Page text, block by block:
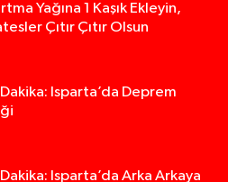
Yağına 1 Kaşık Ekleyin,
Çıtır Çıtır Olsun
Isparta’da Deprem
Isparta’da Arka Arkaya